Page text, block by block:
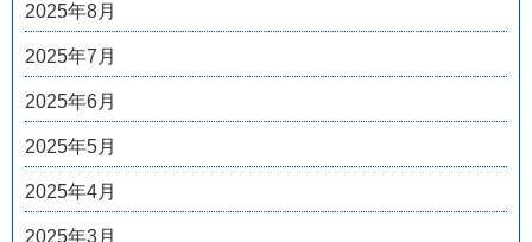
2025年8月
2025年7月
2025年6月
2025年5月
2025年4月
2025年3月